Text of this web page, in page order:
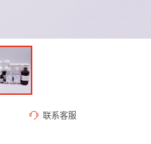
联系客服